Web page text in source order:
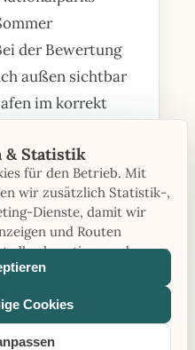
& Statistik
für den Betrieb. Mit
wir zusätzlich Statistik-,
Dienste, damit wir
und Routen
alle akzeptieren oder nur
Cookies
der Bewertung
außen sichtbar
im korrekt
und nichts über
sobald
Stühle draußen
und ist außerhalb
werden je
von meist rund
Schutzgebieten
und